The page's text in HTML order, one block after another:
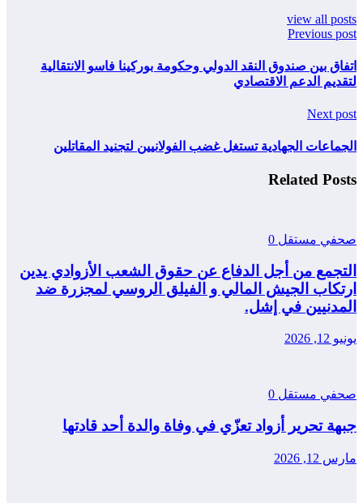
view all posts
Previous post
اتفاق بين صندوق النقد الدولي وحكومة بوركينا فاسو الانتقالية
لتقديم الدعم الاقتصادي
Next post
الجماعات الجهادية تستغل غضب الفولانيين لتجنيد المقاتلين
Related Posts
صحفي مستقل 0
التجمع من أجل الدفاع عن حقوق الشعب الأزوادي يدين
ارتكاب الجيش المالي و الفيلق الروسي لمجزرة ضد
المدنيين في إشل.
يونيو 12, 2026
صحفي مستقل 0
جبهة تحرير أزواد تعزّي في وفاة والدة أحد قادتها
مارس 12, 2026